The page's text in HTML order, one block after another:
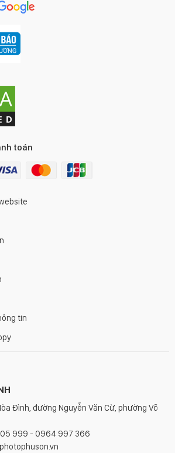
toán
tin
Đình, đường Nguyễn Văn Cừ, phường Võ
999 - 0964 997 366